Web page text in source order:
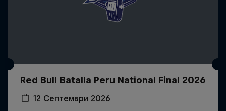
Red Bull Batalla Peru National Final 2026
12 Септември 2026